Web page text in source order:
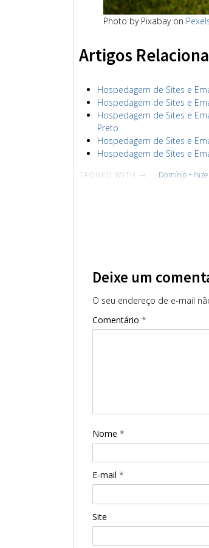
Photo by Pixabay on
Artigos
Hospedagem de Sites e
Hospedagem de Sites e
Hospedagem de Sites e
Preto
Hospedagem de Sites e
Hospedagem de Sites e
TAGGED WITH → Domínio •
Deixe um
O seu endereço de e-mail
Comentário *
Nome *
E-mail *
Site